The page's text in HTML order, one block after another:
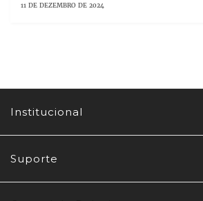
11 DE DEZEMBRO DE 2024
Institucional
Suporte